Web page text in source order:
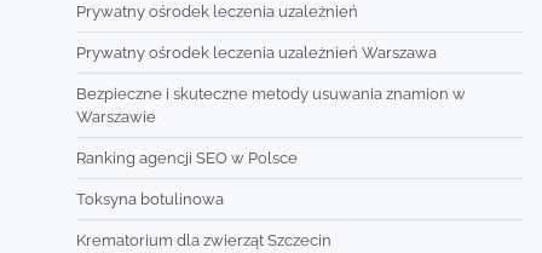
Prywatny ośrodek leczenia uzależnień
Prywatny ośrodek leczenia uzależnień Warszawa
Bezpieczne i skuteczne metody usuwania znamion w
Warszawie
Ranking agencji SEO w Polsce
Toksyna botulinowa
Krematorium dla zwierząt Szczecin